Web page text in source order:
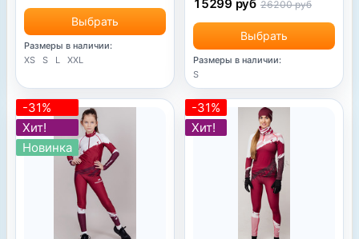
Выбрать
Размеры в наличии:
XS
S L XXL
Выбрать
15299 руб 26200 руб
Размеры в наличии:
S
-31%
Хит!
Новинка
-31%
Хит!